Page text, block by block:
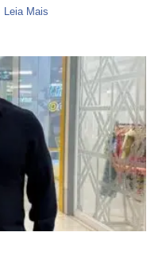
Leia Mais